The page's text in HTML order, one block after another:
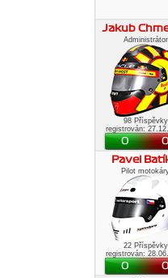
Jakub
Administrátor
98 Příspěvky
registrován:
0
Pavel
Pilot
22 Příspěvky
registrován:
0